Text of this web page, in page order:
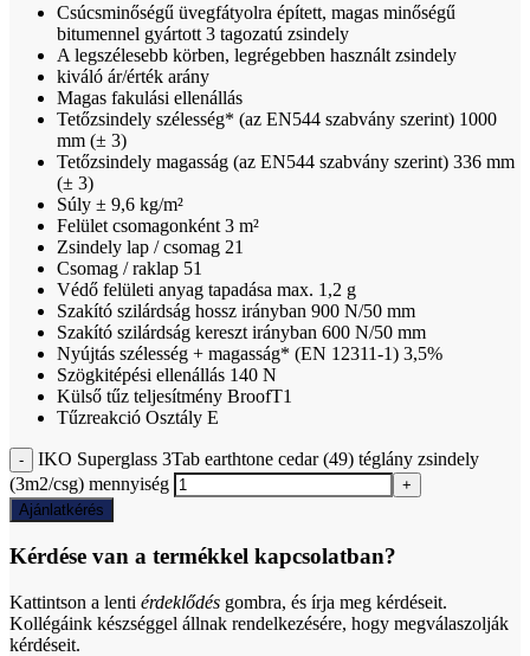
Csúcsminőségű üvegfátyolra épített, magas minőségű
bitumennel gyártott 3 tagozatú zsindely
A legszélesebb körben, legrégebben használt zsindely
kiváló ár/érték arány
Magas fakulási ellenállás
Tetőzsindely szélesség* (az EN544 szabvány szerint) 1000
mm (± 3)
Tetőzsindely magasság (az EN544 szabvány szerint) 336 mm
(± 3)
Súly ± 9,6 kg/m²
Felület csomagonként 3 m²
Zsindely lap / csomag 21
Csomag / raklap 51
Védő felületi anyag tapadása max. 1,2 g
Szakító szilárdság hossz irányban 900 N/50 mm
Szakító szilárdság kereszt irányban 600 N/50 mm
Nyújtás szélesség + magasság* (EN 12311-1) 3,5%
Szögkitépési ellenállás 140 N
Külső tűz teljesítmény BroofT1
Tűzreakció Osztály E
IKO Superglass 3Tab earthtone cedar (49) téglány zsindely
(3m2/csg) mennyiség
Ajánlatkérés
Kérdése van a termékkel kapcsolatban?
Kattintson a lenti érdeklődés gombra, és írja meg kérdéseit.
Kollégáink készséggel állnak rendelkezésére, hogy megválaszolják
kérdéseit.